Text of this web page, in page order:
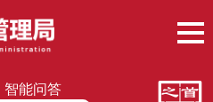
智能问答